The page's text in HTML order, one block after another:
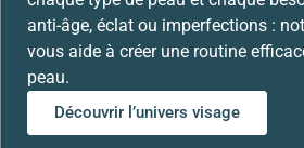
anti-âge, éclat ou imperfections :
vous aide à créer une routine
peau.
Découvrir l’univers visage